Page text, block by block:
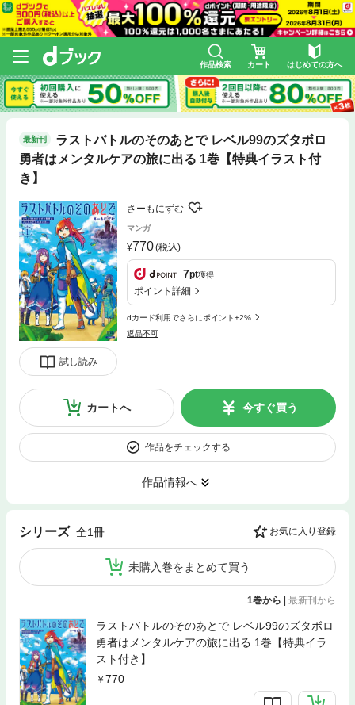
作品検索 カート はじめての方へ
最新刊
ラストバトルのそのあとで レベル99のズタボロ
勇者はメンタルケアの旅に出る 1巻【特典イラスト付
き】
試し読み
さーもにずむ
マンガ
770(税込)
7pt獲得
ポイント詳細
dカード利用でさらにポイント+2%
返品不可
カートへ 今すぐ買う
作品をチェックする
作品情報へ
シリーズ 全1冊 お気に入り登録
未購入巻をまとめて買う
1巻から | 最新刊から
ラストバトルのそのあとで レベル99のズタボロ
勇者はメンタルケアの旅に出る 1巻【特典イラ
スト付き】
770